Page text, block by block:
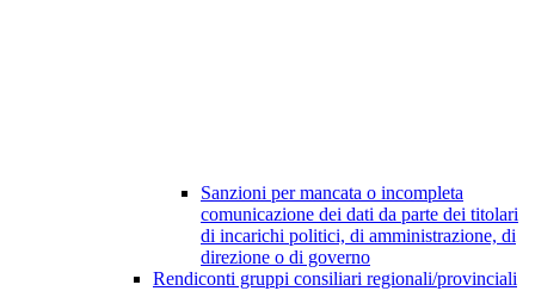
Sanzioni per mancata o incompleta
comunicazione dei dati da parte dei titolari
di incarichi politici, di amministrazione, di
direzione o di governo
Rendiconti gruppi consiliari regionali/provinciali